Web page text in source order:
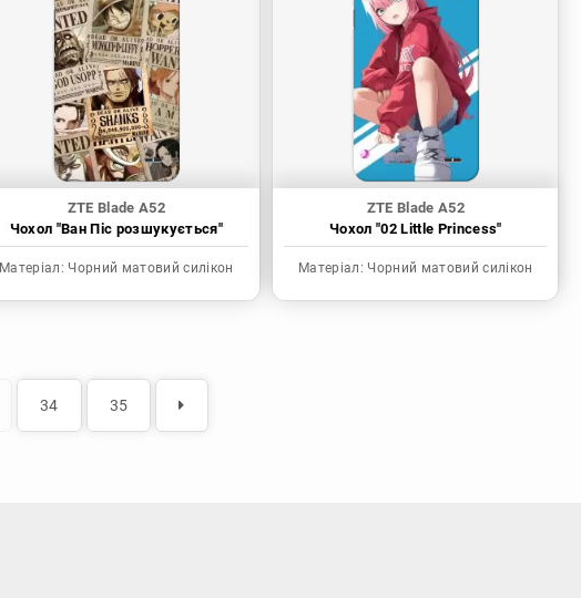
ZTE Blade A52
Чохол "Ван Піс розшукується"
Матеріал: Чорний матовий силікон
ZTE Blade A52
Чохол "02 Little Princess"
Матеріал: Чорний матовий силікон
34 35